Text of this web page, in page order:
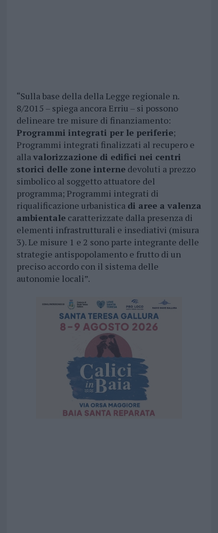
“Sulla base della della Legge regionale n.
8/2015 – spiega ancora Erriu – si possono
delineare tre misure di finanziamento:
Programmi integrati per le periferie;
Programmi integrati finalizzati al recupero e
allavalorizzazione di edifici nei centri
storici delle zone internedevoluti a prezzo
simbolico al soggetto attuatore del
programma; Programmi integrati di
riqualificazione urbanistica di aree a valenza
ambientalecaratterizzate dalla presenza di
elementi infrastrutturali e insediativi (misura
3). Le misure 1 e 2 sono parte integrante delle
strategie antispopolamento e frutto di un
preciso accordo con il sistema delle
autonomie locali”.